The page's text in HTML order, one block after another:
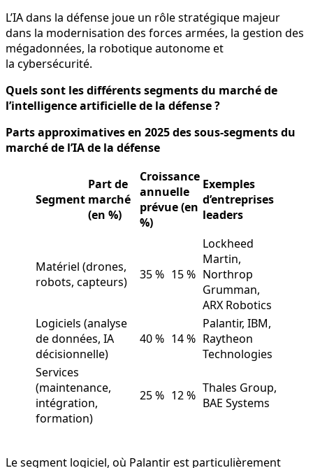
L’IA dans la défense joue un rôle stratégique majeur
dans la modernisation des forces armées, la gestion des
mégadonnées, la robotique autonome et
la cybersécurité.
Quels sont les différents segments du marché de
l’intelligence artificielle de la défense ?
Parts approximatives en 2025 des sous-segments du
marché de l’IA de la défense
Segment
Part de
marché
(en %)
Croissance
annuelle
prévue (en
%)
Exemples
d’entreprises
leaders
Matériel (drones,
robots, capteurs)
35 % 15 %
Lockheed
Martin,
Northrop
Grumman,
ARX Robotics
Logiciels (analyse
de données, IA
décisionnelle)
40 % 14 %
Palantir, IBM,
Raytheon
Technologies
Services
(maintenance,
intégration,
formation)
25 % 12 % Thales Group,
BAE Systems
Le segment logiciel, où Palantir est particulièrement